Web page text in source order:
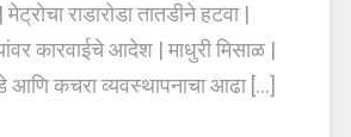
राडारोडा तातडीने हटवा |
कारवाईचे आदेश | माधुरी मिसाळ |
कचरा व्यवस्थापनाचा आढा [...]